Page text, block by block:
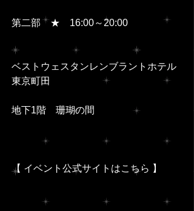
第二部　★　16:00～20:00
ベストウェスタンレンブラントホテル
東京町田
地下1階　珊瑚の間
【 イベント公式サイトはこちら 】